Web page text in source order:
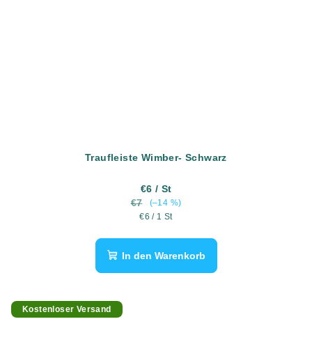
Traufleiste Wimber- Schwarz
€6 / St
€7
(–14 %)
Verkaufspreis:
€6 / 1 St
In den Warenkorb
Kostenloser Versand